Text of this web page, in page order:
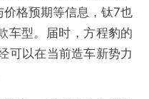
格预期等信息，钛7也
车型。届时，方程豹的
可以在当前造车新势力